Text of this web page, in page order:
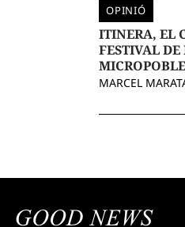
OPINIÓ
ITINERA, EL
FESTIVAL
MARCEL